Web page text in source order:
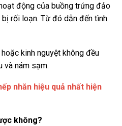
động của buồng trứng đảo
rối loạn. Từ đó dẫn đến tình
kinh nguyệt không đều
và nám sạm.
nhăn hiệu quả nhất hiện
không?